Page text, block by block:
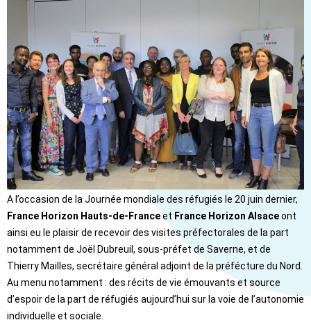
France Horizon Hauts-de-France et France Horizon Alsace ont
ainsi eu le plaisir de recevoir des visites préfectorales de la part
notamment de Joël Dubreuil, sous-préfet de Saverne, et de
Thierry Mailles, secrétaire général adjoint de la préfécture du Nord.
Au menu notamment : des récits de vie émouvants et source
d’espoir de la part de réfugiés aujourd’hui sur la voie de l’autonomie
individuelle et sociale.